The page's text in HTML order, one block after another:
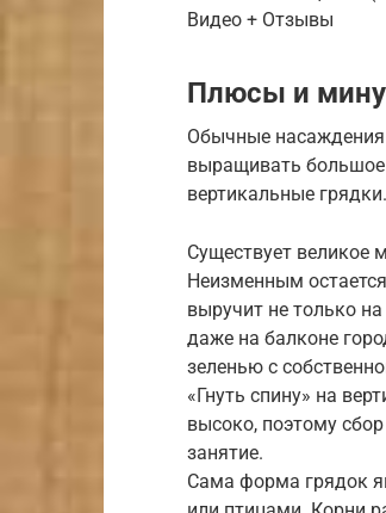
Видео + Отзывы
Плюсы и
Обычные
выращивать большое
вертикальные
Существует великое
Неизменным
выручит не только
даже на балконе
зеленью с
«Гнуть спину» на
высоко, поэтому
занятие.
Сама форма грядок